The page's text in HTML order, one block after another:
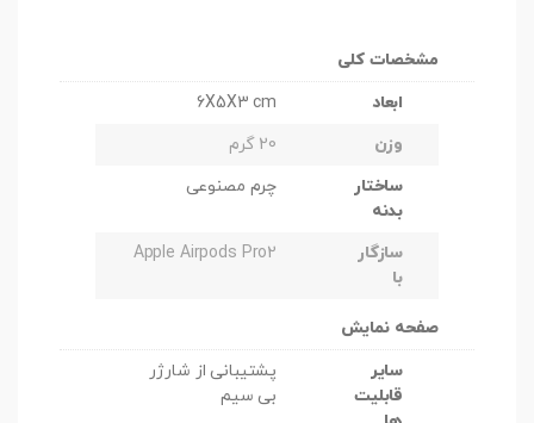
مشخصات کلی
ابعاد
6X5X3 cm
وزن
20 گرم
ساختار
بدنه
چرم مصنوعی
سازگار
با
Apple Airpods Pro2
صفحه نمایش
سایر
قابلیت
پشتیبانی از شارژر
بی سیم